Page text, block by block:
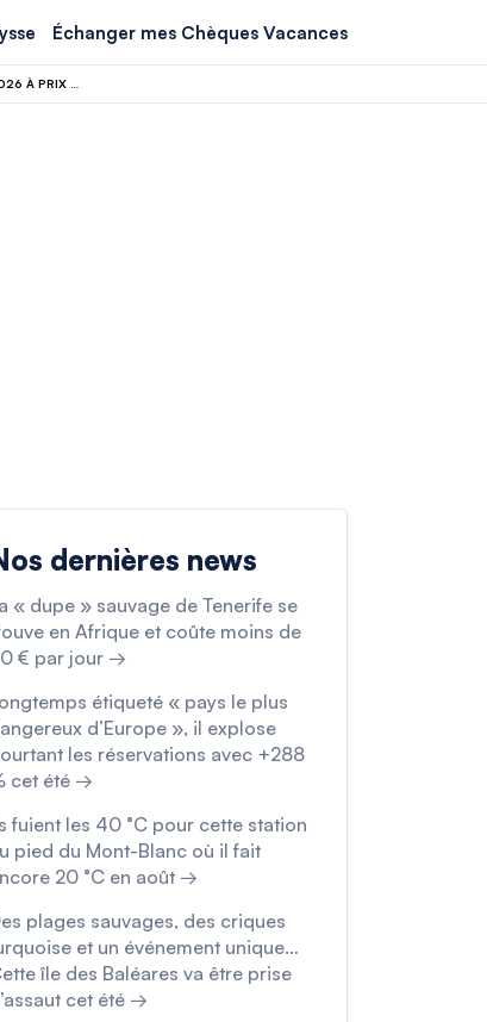
Échanger mes Chèques Vacances
dernières news
« dupe » sauvage de Tenerife se
en Afrique et coûte moins de
€ par jour →
étiqueté « pays le plus
d’Europe », il explose
les réservations avec +288
cet été →
fuient les 40 °C pour cette station
pied du Mont-Blanc où il fait
20 °C en août →
plages sauvages, des criques
et un événement unique…
île des Baléares va être prise
cet été →